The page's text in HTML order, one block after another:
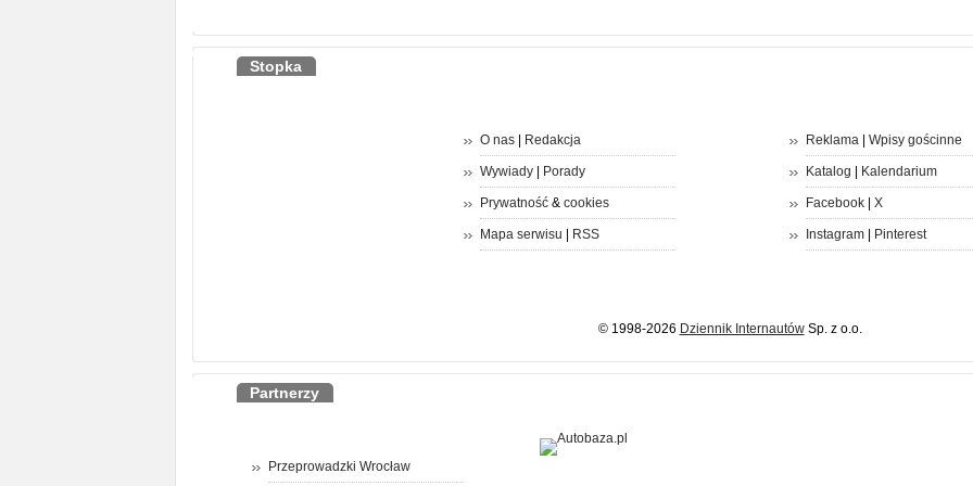
Stopka
O nas| Redakcja
Wywiady| Porady
Prywatność& cookies
Mapa serwisu RSS
Reklama| Wpisy gościnne
Katalog Kalendarium
Facebook| X
Instagram| Pinterest
© 1998-2026 Dziennik InternautówSp. z o.o.
Partnerzy
Przeprowadzki Wrocław